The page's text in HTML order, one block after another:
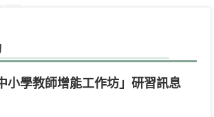
小學教師增能工作坊」研習訊息